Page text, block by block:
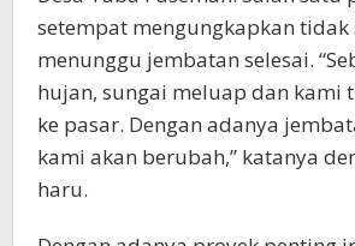
setempat mengungkapkan tidak
menunggu jembatan selesai.
hujan, sungai meluap dan kami
ke pasar. Dengan adanya
kami akan berubah,” katanya
haru.